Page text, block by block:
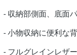
- 収納部側面、底面
- 小物収納に便利な
- フルグレインレザ